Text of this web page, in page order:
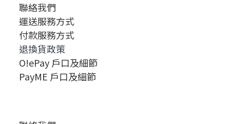
聯絡我們
運送服務方式
付款服務方式
退換貨政策
O!ePay 戶口及細節
PayME 戶口及細節